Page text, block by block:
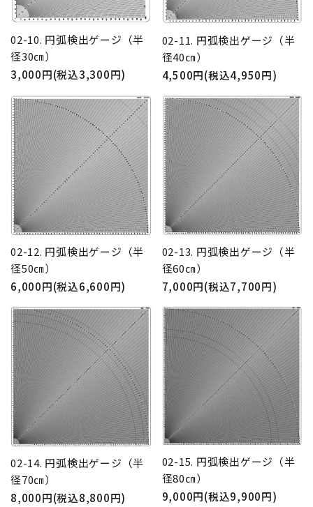
02-10. 円弧検出ゲージ（半
径30㎝）
3,000円(税込3,300円)
02-11. 円弧検出ゲージ（半
径40㎝）
4,500円(税込4,950円)
02-12. 円弧検出ゲージ（半
径50㎝）
6,000円(税込6,600円)
02-13. 円弧検出ゲージ（半
径60㎝）
7,000円(税込7,700円)
02-14. 円弧検出ゲージ（半
径70㎝）
8,000円(税込8,800円)
02-15. 円弧検出ゲージ（半
径80㎝）
9,000円(税込9,900円)